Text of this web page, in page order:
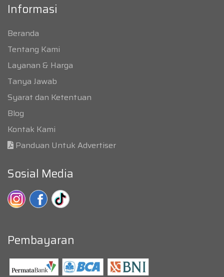
Informasi
Beranda
Tentang Kami
Layanan & Harga
Tanya Jawab
Syarat dan Ketentuan
Blog
Kontak Kami
Panduan Untuk Advertiser
Sosial Media
Pembayaran